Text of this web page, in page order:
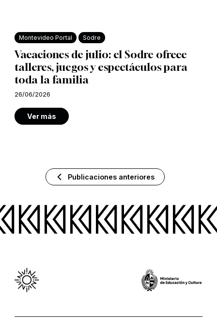
Montevideo Portal Sodre
Vacaciones de julio: el Sodre ofrece
talleres, juegos y espectáculos para
toda la familia
26/06/2026
Ver más
Publicaciones anteriores